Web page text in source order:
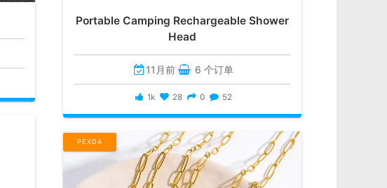
Portable Camping Rechargeable Shower
Head
11月前 6 个订单
1k 28 0 52
PEXDA